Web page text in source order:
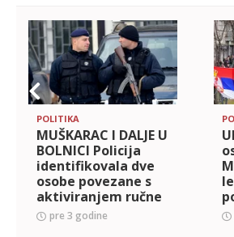
POLITIKA
MUŠKARAC I DALJE U
BOLNICI Policija
identifikovala dve
osobe povezane s
aktiviranjem ručne
bombe u Severnoj
Mitrovici
pre 3 godine